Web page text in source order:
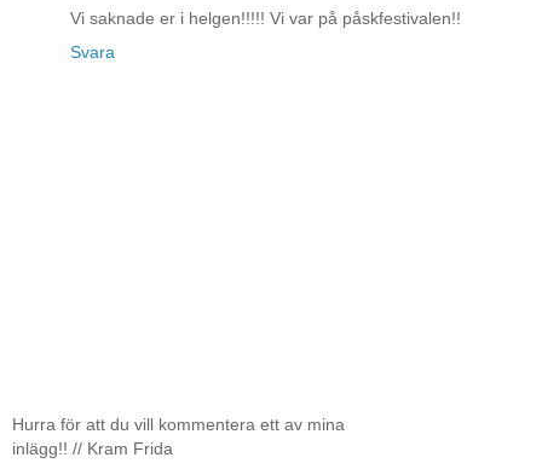
Vi saknade er i helgen!!!!! Vi var på påskfestivalen!!
Svara
Hurra för att du vill kommentera ett av mina
inlägg!! // Kram Frida